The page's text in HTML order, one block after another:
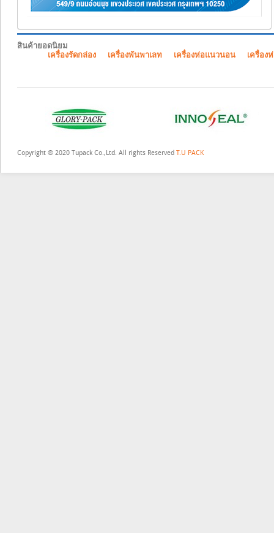
สินค้ายอดนิยม
เครื่องรัดกล่อง
เครื่องพันพาเลท เครื่องห่อแนวนอน เครื่อง
Copyright ® 2020 Tupack Co.,Ltd. All rights Reserved T.U PACK